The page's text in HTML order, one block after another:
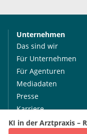
KI in der Arztpraxis –
Unternehmen
Das sind wir
Für Unternehmen
Für Agenturen
Mediadaten
Presse
Karriere
Jobs